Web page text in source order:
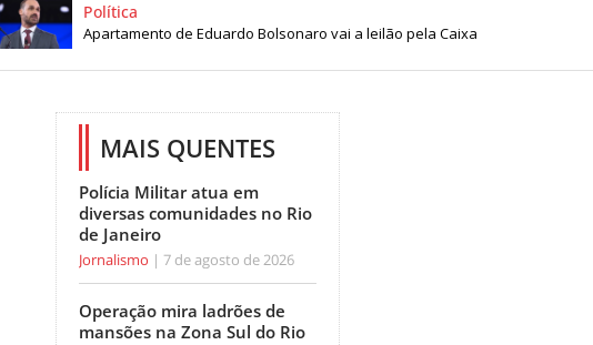
Política
Apartamento de Eduardo Bolsonaro vai a leilão pela Caixa
MAIS QUENTES
Polícia Militar atua em
diversas comunidades no Rio
de Janeiro
Jornalismo 7 de agosto de 2026
Operação mira ladrões de
mansões na Zona Sul do Rio